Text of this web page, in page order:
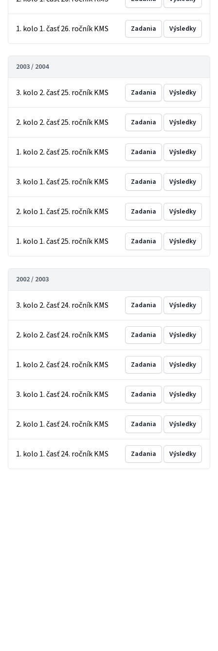
1. kolo 1. časť 26. ročník KMS Zadania Výsledky
2003 / 2004
3. kolo 2. časť 25. ročník KMS Zadania Výsledky
2. kolo 2. časť 25. ročník KMS Zadania Výsledky
1. kolo 2. časť 25. ročník KMS Zadania Výsledky
3. kolo 1. časť 25. ročník KMS Zadania Výsledky
2. kolo 1. časť 25. ročník KMS Zadania Výsledky
1. kolo 1. časť 25. ročník KMS Zadania Výsledky
2002 / 2003
3. kolo 2. časť 24. ročník KMS Zadania Výsledky
2. kolo 2. časť 24. ročník KMS Zadania Výsledky
1. kolo 2. časť 24. ročník KMS Zadania Výsledky
3. kolo 1. časť 24. ročník KMS Zadania Výsledky
2. kolo 1. časť 24. ročník KMS Zadania Výsledky
1. kolo 1. časť 24. ročník KMS Zadania Výsledky